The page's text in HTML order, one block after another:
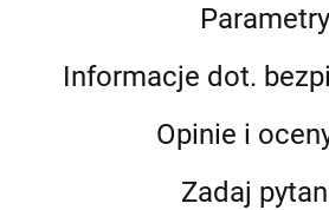
Parametry
Informacje dot.
Opinie i
Zadaj